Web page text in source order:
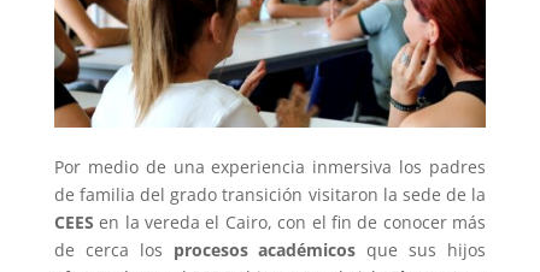
Por medio de una experiencia inmersiva los padres
de familia del grado transición visitaron la sede de la
CEES en la vereda el Cairo, con el fin de conocer más
de cerca los procesos académicos que sus hijos